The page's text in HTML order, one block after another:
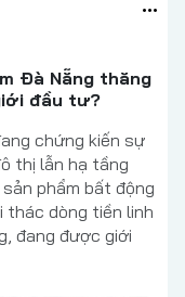
Đà Nẵng thăng
đầu tư?
chứng kiến sự
thị lẫn hạ tầng
phẩm bất động
thác dòng tiền linh
đang được giới